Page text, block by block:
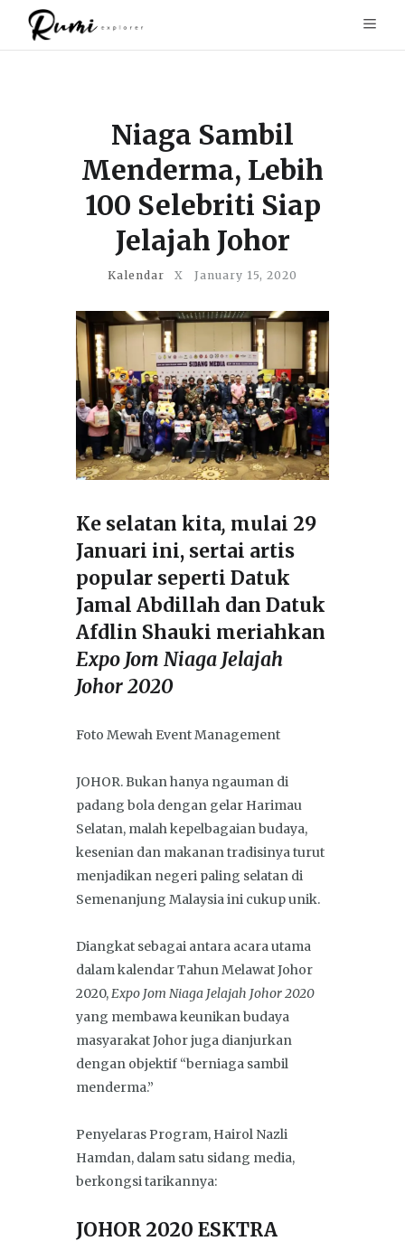
Niaga Sambil
Menderma, Lebih
100 Selebriti Siap
Jelajah Johor
Kalendar X January 15, 2020
Ke selatan kita, mulai 29
Januari ini, sertai artis
popular seperti Datuk
Jamal Abdillah dan Datuk
Afdlin Shauki meriahkan
Expo Jom Niaga Jelajah
Johor 2020
Foto Mewah Event Management
JOHOR. Bukan hanya ngauman di
padang bola dengan gelar Harimau
Selatan, malah kepelbagaian budaya,
kesenian dan makanan tradisinya turut
menjadikan negeri paling selatan di
Semenanjung Malaysia ini cukup unik.
Diangkat sebagai antara acara utama
dalam kalendar Tahun Melawat Johor
2020, Expo Jom Niaga Jelajah Johor 2020
yang membawa keunikan budaya
masyarakat Johor juga dianjurkan
dengan objektif “berniaga sambil
menderma.”
Penyelaras Program, Hairol Nazli
Hamdan, dalam satu sidang media,
berkongsi tarikannya:
JOHOR 2020 ESKTRA